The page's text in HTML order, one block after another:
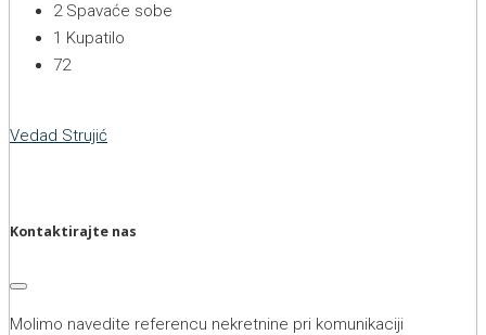
2 Spavaće sobe
1 Kupatilo
72
Vedad Strujić
Kontaktirajte nas
Molimo navedite referencu nekretnine pri komunikaciji